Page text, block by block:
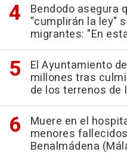
Bendodo asegura
"cumplirán la ley"
migrantes: "En
El Ayuntamiento
millones tras
de los terrenos de
Muere en el
menores
Benalmádena